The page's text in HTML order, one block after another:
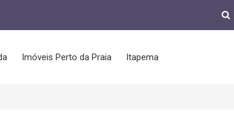
Imóveis Perto da Praia Itapema